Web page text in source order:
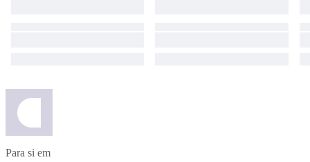
Para si em